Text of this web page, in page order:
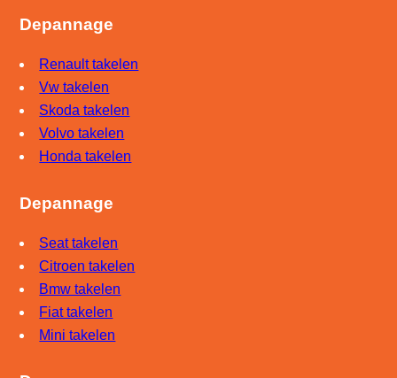
Depannage
Renault takelen
Vw takelen
Skoda takelen
Volvo takelen
Honda takelen
Depannage
Seat takelen
Citroen takelen
Bmw takelen
Fiat takelen
Mini takelen